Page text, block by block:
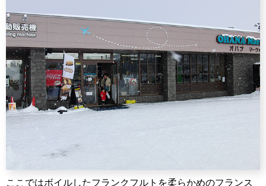
ここではボイルしたフランクフルトを柔らかめのフランス